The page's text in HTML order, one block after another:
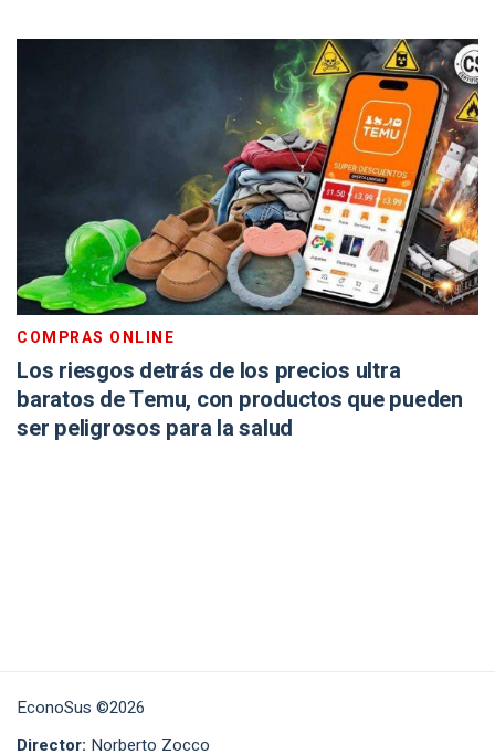
COMPRAS ONLINE
Los riesgos detrás de los precios ultra
baratos de Temu, con productos que pueden
ser peligrosos para la salud
EconoSus ©2026
Director: Norberto Zocco